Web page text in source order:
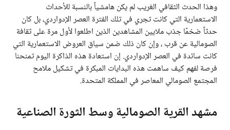
وهذا الحدث الثقافي الغريب لم يكن هامشياً بالنسبة للأحداث
الاستعمارية التي كانت تجري في تلك الفترة العصر الإدواردي، بل كان
حدثاً ضخمًا جذب ملايين المشاهدين الذين اطلعوا لأول مرة على ثقافة
الصومالية عن قرب ، وإن كان ذلك ضمن سياق العروض الاستعمارية التي
كانت سائدة في العصر الإدواردي. إن استعادة هذه الذاكرة اليوم تمنحنا
فرصة لفهم كيف ساهمت هذه البدايات المبكرة في تشكيل ملامح
المجتمع الصومالي المعاصر في المملكة المتحدة.
مشهد القرية الصومالية وسط الثورة الصناعية